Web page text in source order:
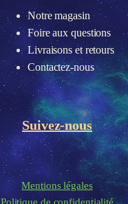
Notre magasin
Foire aux questions
Livraisons et retours
Contactez-nous
Suivez-nous
Mentions légales